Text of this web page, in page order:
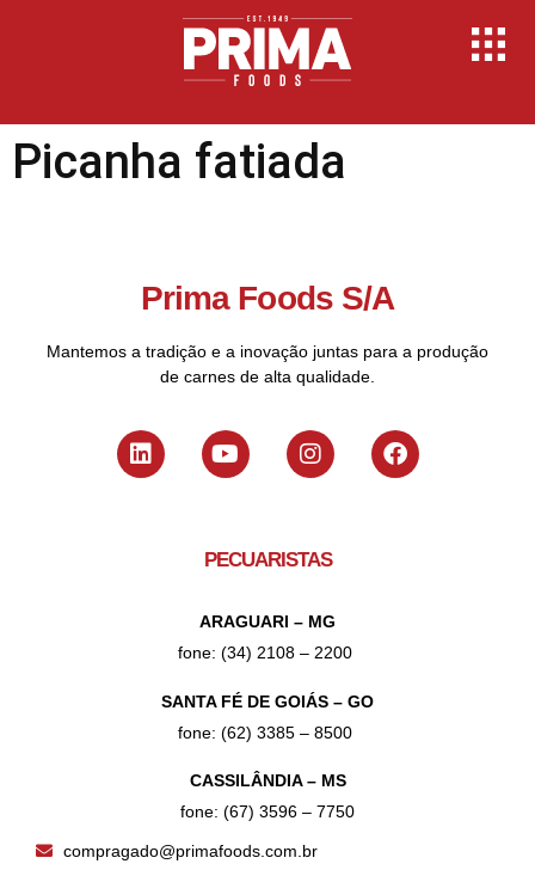
Picanha fatiada
Prima Foods S/A
Mantemos a tradição e a inovação juntas para a produção
de carnes de alta qualidade.
PECUARISTAS
ARAGUARI – MG
fone: (34) 2108 – 2200
SANTA FÉ DE GOIÁS – GO
fone: (62) 3385 – 8500
CASSILÂNDIA – MS
fone: (67) 3596 – 7750
compragado@primafoods.com.br